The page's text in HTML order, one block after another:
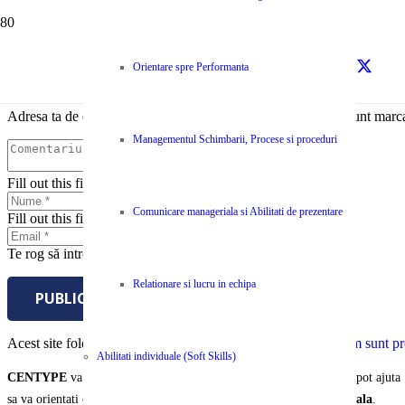
Orientare spre Performanta
Managementul Schimbarii, Procese si proceduri
Comunicare manageriala si Abilitati de prezentare
Relationare si lucru in echipa
Abilitati individuale (Soft Skills)
Lasă un răspuns
Adresa ta de email nu va fi publicată. Câmpurile obligatorii sunt
Fill out this field
Fill out this field
Te rog să introduci o adresă de email validă.
PUBLICĂ COMENTARIUL
Acest site folosește Akismet pentru a reduce spamul. Află cum sunt
CENTYPE va pune la dispozitie o selectie unica de servicii care va pot ajuta
sa va orientati organizatia si echipa spre
performanta organizationala